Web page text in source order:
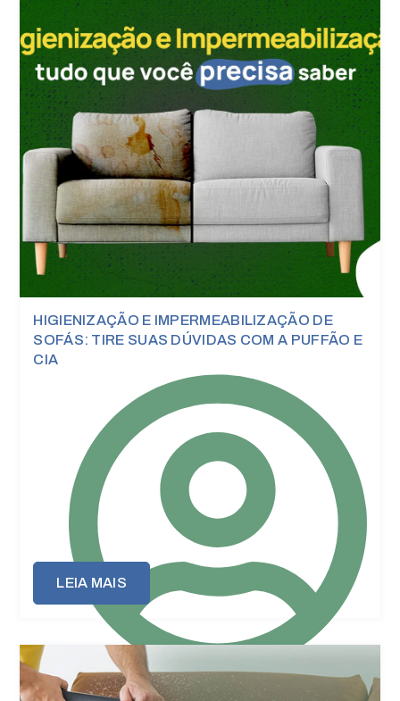
HIGIENIZAÇÃO E IMPERMEABILIZAÇÃO DE
SOFÁS: TIRE SUAS DÚVIDAS COM A PUFFÃO E
CIA
Puffão
LEIA MAIS